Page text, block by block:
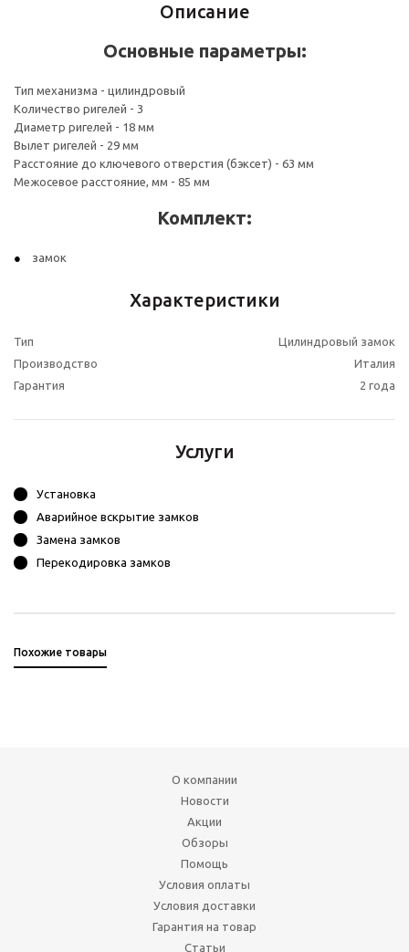
Описание
Основные параметры:
Тип механизма - цилиндровый
Количество ригелей - 3
Диаметр ригелей - 18 мм
Вылет ригелей - 29 мм
Расстояние до ключевого отверстия (бэксет) - 63 мм
Межосевое расстояние, мм - 85 мм
Комплект:
замок
Характеристики
Тип
Цилиндровый замок
Производство
Италия
Гарантия
2 года
Услуги
Установка
Аварийное вскрытие замков
Замена замков
Перекодировка замков
Похожие товары
О компании
Новости
Акции
Обзоры
Помощь
Условия оплаты
Условия доставки
Гарантия на товар
Статьи